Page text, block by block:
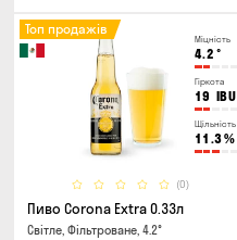
Міцність
4.2 °
Гіркота
19 IBU
Щільність
11.3%
(0)
Топ продажів
Пиво Corona Extra 0.33л
Світле, Фільтроване, 4.2°